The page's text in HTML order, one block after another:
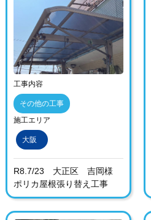
工事内容
その他の工事
施工エリア
大阪
R8.7/23 大正区 吉岡様
ポリカ屋根張り替え工事